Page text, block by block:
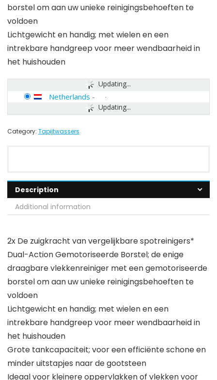
borstel om aan uw unieke reinigingsbehoeften te
voldoen
Lichtgewicht en handig; met wielen en een
intrekbare handgreep voor meer wendbaarheid in
het huishouden
Updating...
Updating...
Netherlands -
Category: Tapijtwassers
Description
Additional information
2x De zuigkracht van vergelijkbare spotreinigers*
Dual-Action Gemotoriseerde Borstel; de enige
draagbare vlekkenreiniger met een gemotoriseerde
borstel om aan uw unieke reinigingsbehoeften te
voldoen
Lichtgewicht en handig; met wielen en een
intrekbare handgreep voor meer wendbaarheid in
het huishouden
Grote tankcapaciteit; voor een efficiënte schone en
minder uitstapjes naar de gootsteen
Ideaal voor kleinere oppervlakken of vlekken voor